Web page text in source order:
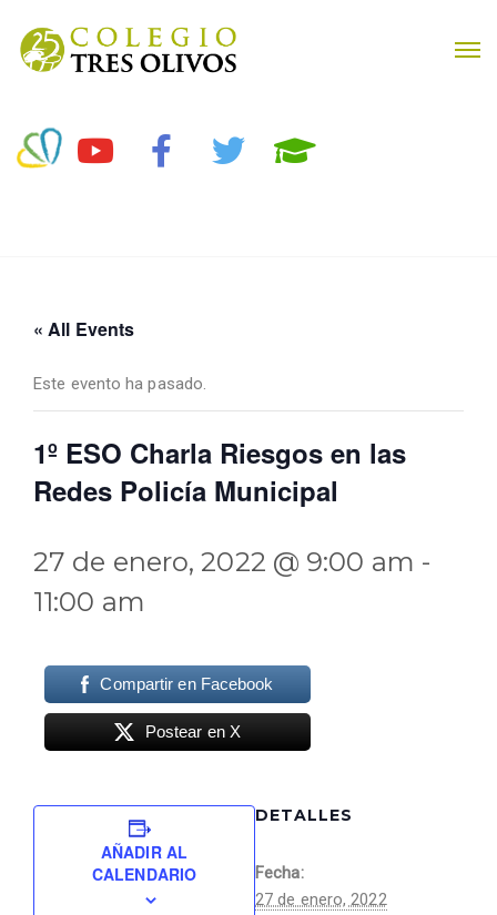
« All Events
Este evento ha pasado.
1º ESO Charla Riesgos en las
Redes Policía Municipal
27 de enero, 2022 @ 9:00 am -
11:00 am
Compartir en Facebook
Postear en X
AÑADIR AL
CALENDARIO
DETALLES
Fecha:
27 de enero, 2022